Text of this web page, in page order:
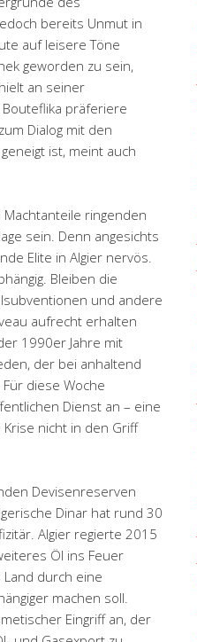
bereits Unmut in
auf leisere Töne
geworden zu sein,
an seiner
präferiere
Dialog mit den
ist, meint auch
ringenden
sein. Denn angesichts
Elite in Algier nervös.
Bleiben die
und andere
aufrecht erhalten
1990er Jahre mit
der bei anhaltend
diese Woche
Dienst an – eine
nicht in den Griff
Devisenreserven
Dinar hat rund 30
Algier regierte 2015
Öl ins Feuer
durch eine
machen soll.
Eingriff an, der